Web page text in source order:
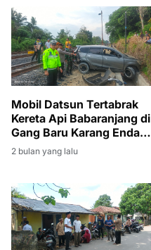
Mobil Datsun Tertabrak
Kereta Api Babaranjang di
Gang Baru Karang Endah,
Sopir Selamat
2 bulan yang lalu